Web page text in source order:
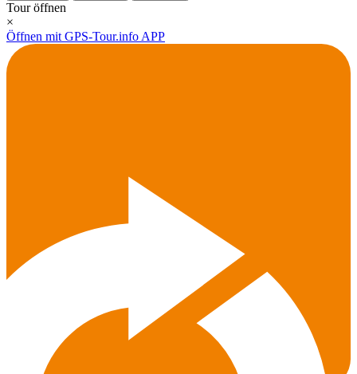
Tour öffnen
×
Öffnen mit GPS-Tour.info APP